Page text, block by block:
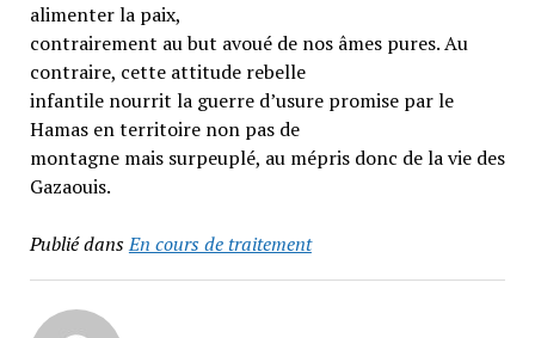
alimenter la paix,
contrairement au but avoué de nos âmes pures. Au
contraire, cette attitude rebelle
infantile nourrit la guerre d’usure promise par le
Hamas en territoire non pas de
montagne mais surpeuplé, au mépris donc de la vie des
Gazaouis.
Publié dansEn cours de traitement